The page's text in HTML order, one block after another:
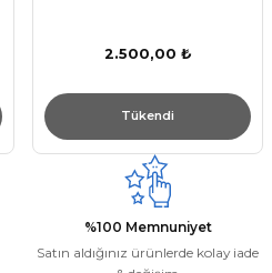
2.500,00 ₺
Tükendi
%100 Memnuniyet
Satın aldığınız ürünlerde kolay iade